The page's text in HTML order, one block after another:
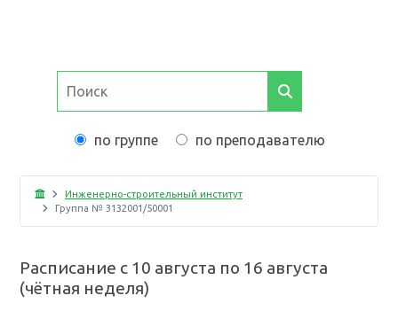
по группе по преподавателю
Инженерно-строительный институт
Группа № 3132001/50001
Расписание с 10 августа по 16 августа
(чётная неделя)